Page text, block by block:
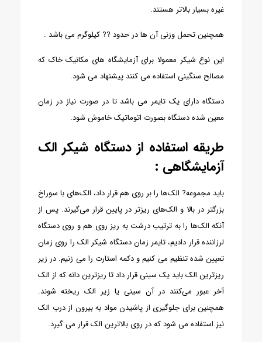
غیره بسیار بالاتر هستند.
همچنین تحمل وزنی آن ها در حدود ?? کیلوگرم می باشد .
این نوع شیکر معمولا برای آزمایشگاه های مکانیک خاک که
مصالح سنگینی استفاده می کنند پیشنهاد می شود.
دستگاه دارای یک تایمر می باشد تا در صورت نیاز در زمان
معین شده دستگاه بصورت اتوماتیک خاموش شود.
طریقه استفاده از دستگاه شیکر الک
آزمایشگاهی :
باید مجموعه? الک‌ها را بر روی هم قرار داد، الک‌های با سوراخ
بزرگتر در بالا و الک‌های ریزتر در پایین قرار می‌گیرند. پس از
آنکه الک‌ها را به ترتیب درشت به ریز روی هم و روی دستگاه
لرزاننده قرار دادیم، تایمر زمان دستگاه شیکر الک را روی زمان
تعیین شده تنظیم می کنیم و دکمه استارت را می زنیم. در زیر
ریزترین الک باید یک سینی قرار داد تا ریزترین دانه که از الک
آخر عبور می‌کنند در آن سینی یا زیر الک ریخته شوند.
همچنین برای جلوگیری از پاشیدن مواد به بیرون از درب الک
نیز استفاده می شود که در روی بالاترین الک قرار می گیرد.